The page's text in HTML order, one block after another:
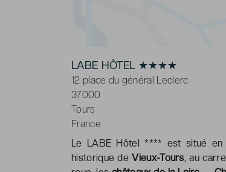
LABE HÔTEL ★★★★
12 place du général Leclerc
37000
Tours
France
Le LABE Hôtel **** est situé
historique deVieux-Tours, au